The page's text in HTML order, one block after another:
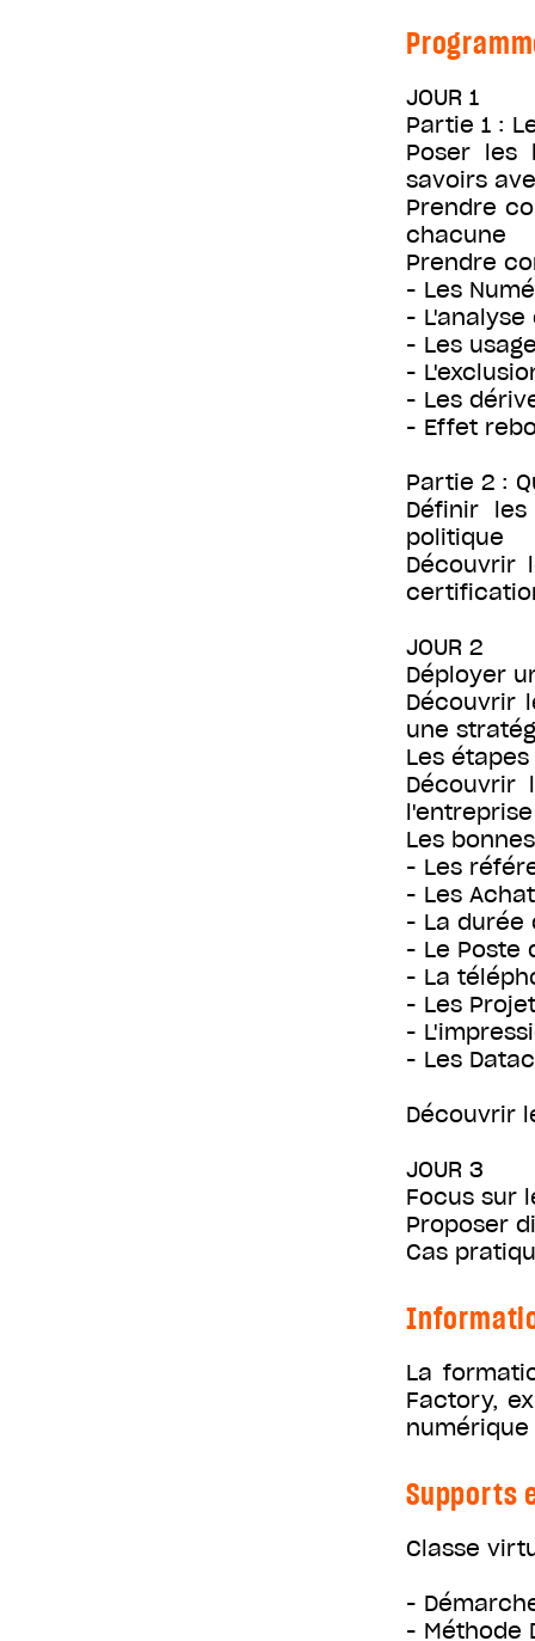
JOUR 1
Partie 1 :
Poser les
savoirs
Prendre
chacune
Prendre
- Les
-
- Les
-
- Les
- Effet
Partie 2 :
Définir
politique
Découvrir
JOUR 2
Déployer
Découvrir
une
Les
Découvrir
l'entreprise
Les
- Les
- Les
- La durée
- Le Poste
- La
- Les
-
- Les
Découvrir
JOUR 3
Focus sur
Proposer
Cas
La
Factory,
Supports
Classe
-
- Méthode